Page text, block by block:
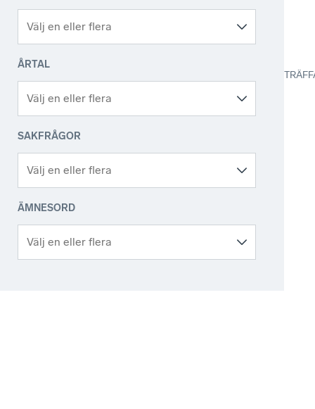
ÅRTAL
SAKFRÅGOR
ÄMNESORD